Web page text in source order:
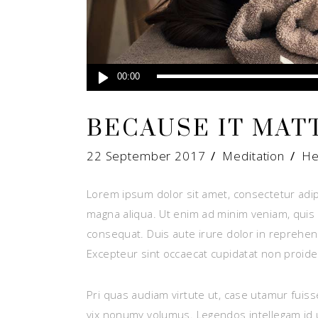
Audio
Player
00:00
BECAUSE IT
22 September 2017 Meditation
Lorem ipsum dolor sit amet, consectetur
magna aliqua. Ut enim ad minim veniam,
consequat. Duis aute irure dolor in
Excepteur sint occaecat cupidatat non
Pri quas audiam virtute ut, case utamur
vix nonumy volumus. Legendos intellegam